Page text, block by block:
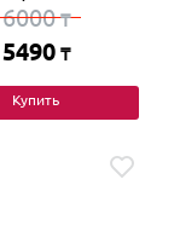
6000₸
5490 ₸
Купить